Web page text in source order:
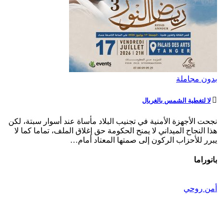
بدون مجاملة
لا لتغطية الشمس بالغربال
نجحت الأجهزة الأمنية في تجنيب البلاد مأساة عند أسوار سبتة، لكن
هذا النجاح الميداني لا يمنح الحكومة حق إغلاق الملف، تماما كما لا
يبرر للأحزاب الركون إلى صمتها المعتاد أمام…
بانوراما
أمن روحي